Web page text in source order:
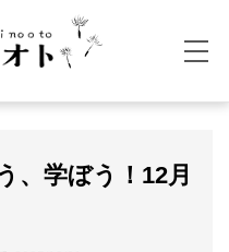
、学ぼう！12月